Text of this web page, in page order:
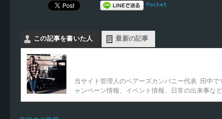
Pocket
この記事を書いた人 最新の記事
当サイト管理人のベアーズカンパニー代表 田中
ャンペーン情報、イベント情報、日常の出来事な